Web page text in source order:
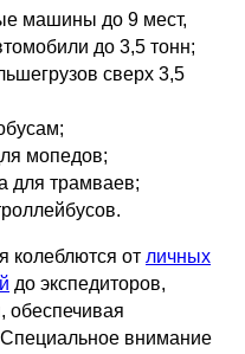
машины до 9 мест,
до 3,5 тонн;
сверх 3,5
мопедов;
для трамваев;
колеблются от личных
до экспедиторов,
обеспечивая
внимание